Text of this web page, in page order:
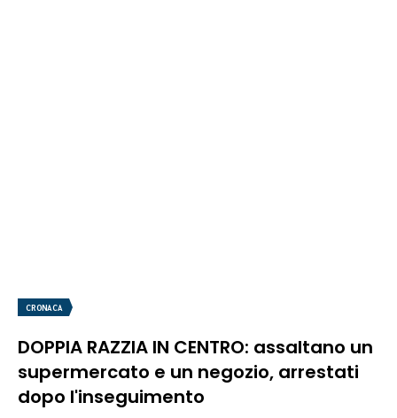
CRONACA
DOPPIA RAZZIA IN CENTRO: assaltano un
supermercato e un negozio, arrestati
dopo l'inseguimento